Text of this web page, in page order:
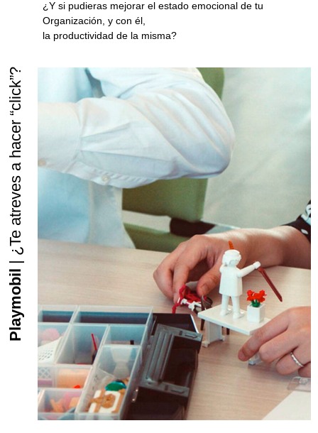
¿Y si pudieras mejorar el estado emocional de tu
Organización, y con él,
la productividad de la misma?
Playmobil
| ¿Te atreves a hacer “click”?